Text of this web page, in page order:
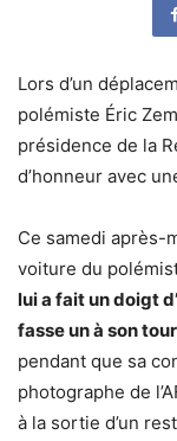
Lors d’un
polémiste Éric
présidence de la
d’honneur avec
Ce samedi après-
voiture du
lui a fait un doigt
fasse un à son tour
pendant que sa
photographe de
à la sortie d’un